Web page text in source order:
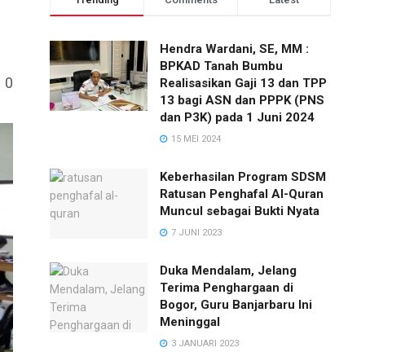
0
Hendra Wardani, SE, MM :
BPKAD Tanah Bumbu
Realisasikan Gaji 13 dan TPP
13 bagi ASN dan PPPK (PNS
dan P3K) pada 1 Juni 2024
15 MEI 2024
Keberhasilan Program SDSM
Ratusan Penghafal Al-Quran
Muncul sebagai Bukti Nyata
7 JUNI 2023
Duka Mendalam, Jelang
Terima Penghargaan di
Bogor, Guru Banjarbaru Ini
Meninggal
3 JANUARI 2023